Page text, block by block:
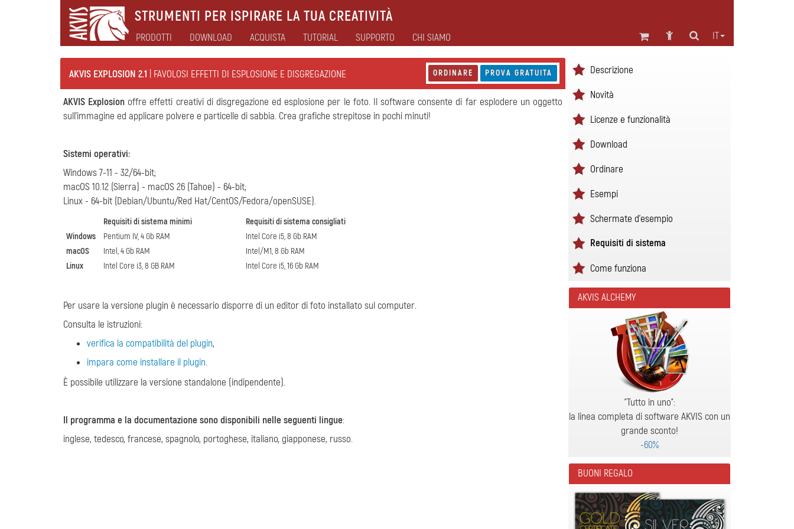
STRUMENTI PER ISPIRARE LA TUA CREATIVITÀ
IT
PRODOTTI DOWNLOAD ACQUISTA TUTORIAL SUPPORTO CHI SIAMO
AKVIS EXPLOSION 2.1 | FAVOLOSI EFFETTI DI ESPLOSIONE E DISGREGAZIONE ORDINARE PROVA GRATUITA
AKVIS Explosion offre effetti creativi di disgregazione ed esplosione per le foto. Il software consente di far esplodere un oggetto
sull'immagine ed applicare polvere e particelle di sabbia. Crea grafiche strepitose in pochi minuti!
Sistemi operativi:
Windows 7-11 - 32/64-bit;
macOS 10.12 (Sierra) - macOS 26 (Tahoe) - 64-bit;
Linux - 64-bit (Debian/Ubuntu/Red Hat/CentOS/Fedora/openSUSE).
Requisiti di sistema minimi
Requisiti di sistema consigliati
Windows
Pentium IV, 4 Gb RAM
Intel Core i5, 8 Gb RAM
macOS
Intel, 4 Gb RAM
Intel/M1, 8 Gb RAM
Linux
Intel Core i3, 8 GB RAM Intel Core i5, 16 Gb RAM
Per usare la versione plugin è necessario disporre di un editor di foto installato sul computer.
Consulta le istruzioni:
verifica la compatibilità del plugin,
impara come installare il plugin.
È possibile utilizzare la versione standalone (indipendente).
Il programma e la documentazione sono disponibili nelle seguenti lingue:
inglese, tedesco, francese, spagnolo, portoghese, italiano, giapponese, russo.
Descrizione
Novità
Licenze e funzionalità
Download
Ordinare
Esempi
Schermate d'esempio
Requisiti di sistema
Come funziona
AKVIS ALCHEMY
"Tutto in uno":
la linea completa di software AKVIS con un
grande sconto!
-60%
BUONI REGALO